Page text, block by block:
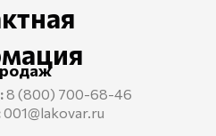
8 (800) 700-68-46
001@lakovar.ru